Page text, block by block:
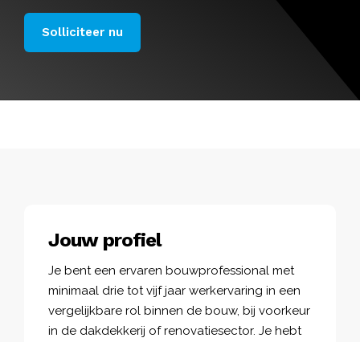
Solliciteer nu
Jouw profiel
Je bent een ervaren bouwprofessional met
minimaal drie tot vijf jaar werkervaring in een
vergelijkbare rol binnen de bouw, bij voorkeur
in de dakdekkerij of renovatiesector. Je hebt